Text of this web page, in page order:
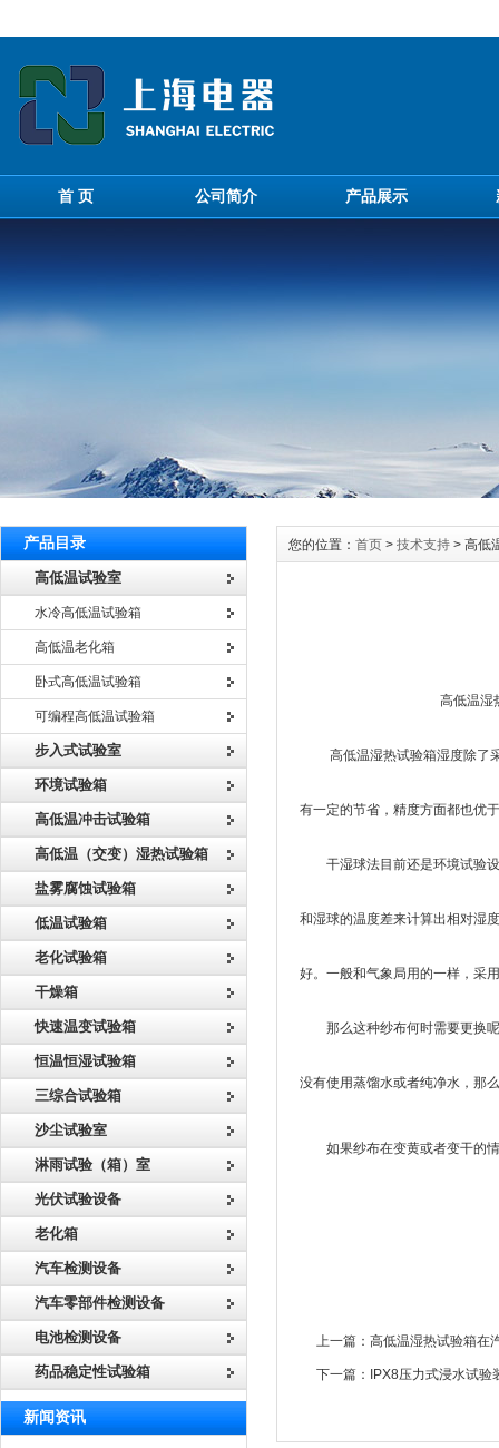
首 页 公司简介 产品展示
产品目录
高低温试验室
水冷高低温试验箱
高低温老化箱
卧式高低温试验箱
可编程高低温试验箱
步入式试验室
环境试验箱
高低温冲击试验箱
高低温（交变）湿热试验箱
盐雾腐蚀试验箱
低温试验箱
老化试验箱
干燥箱
快速温变试验箱
恒温恒湿试验箱
三综合试验箱
沙尘试验室
淋雨试验（箱）室
光伏试验设备
老化箱
汽车检测设备
汽车零部件检测设备
电池检测设备
药品稳定性试验箱
新闻资讯
您的位置： 首页 > 技术支持 > 高低
高低温湿热试验箱
高低温湿热试验箱湿度除了采
有一定的节省，精度方面都也优
干湿球法目前还是环境试验设
和湿球的温度差来计算出相对湿
好。一般和气象局用的一样，采
那么这种纱布何时需要更换呢
没有使用蒸馏水或者纯净水，那
如果纱布在变黄或者变干的情
上一篇： 高低温湿热试验箱在
下一篇： IPX8压力式浸水试